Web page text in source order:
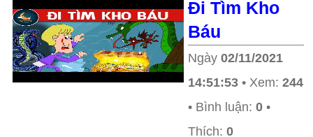
Đi Tìm Kho
Báu
Ngày 02/11/2021
14:51:53 • Xem: 244
• Bình luận: 0 •
Thích: 0